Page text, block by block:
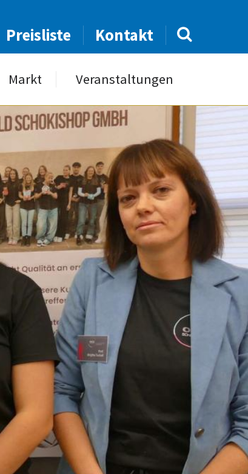
Preisliste Kontakt
Markt Veranstaltungen